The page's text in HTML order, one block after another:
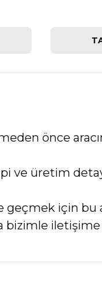
önce
tipi ve üretim
geçmek için
bizimle